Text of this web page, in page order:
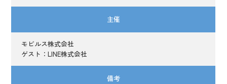
主催
モビルス株式会社
ゲスト：LINE株式会社
備考